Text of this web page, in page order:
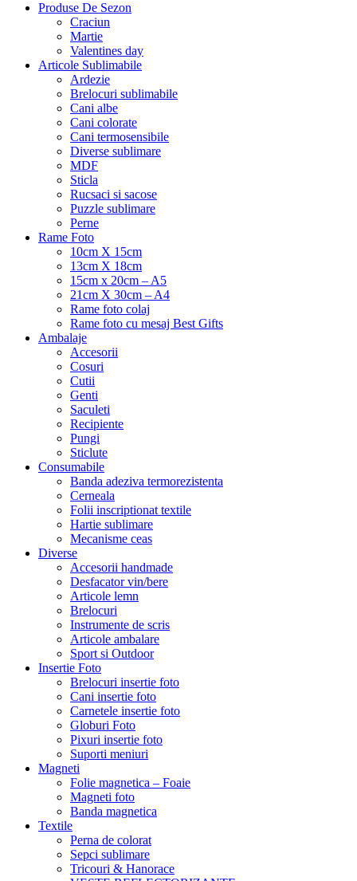
Produse De Sezon
Craciun
Martie
Valentines day
Articole Sublimabile
Ardezie
Brelocuri sublimabile
Cani albe
Cani colorate
Cani termosensibile
Diverse sublimare
MDF
Sticla
Rucsaci si sacose
Puzzle sublimare
Perne
Rame Foto
10cm X 15cm
13cm X 18cm
15cm x 20cm – A5
21cm X 30cm – A4
Rame foto colaj
Rame foto cu mesaj Best Gifts
Ambalaje
Accesorii
Cosuri
Cutii
Genti
Saculeti
Recipiente
Pungi
Sticlute
Consumabile
Banda adeziva termorezistenta
Cerneala
Folii inscriptionat textile
Hartie sublimare
Mecanisme ceas
Diverse
Accesorii handmade
Desfacator vin/bere
Articole lemn
Brelocuri
Instrumente de scris
Articole ambalare
Sport si Outdoor
Insertie Foto
Brelocuri insertie foto
Cani insertie foto
Carnetele insertie foto
Globuri Foto
Pixuri insertie foto
Suporti meniuri
Magneti
Folie magnetica – Foaie
Magneti foto
Banda magnetica
Textile
Perna de colorat
Sepci sublimare
Tricouri & Hanorace